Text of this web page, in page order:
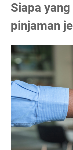
Siapa
pinjaman